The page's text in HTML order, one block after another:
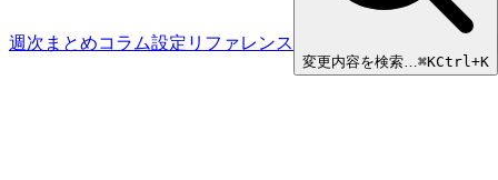
週次まとめコラム設定リファレンス
変更内容を検索…⌘KCtrl+K